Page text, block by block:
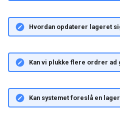
Hvordan opdaterer lageret
Kan vi plukke flere ordrer ad
Kan systemet foreslå en